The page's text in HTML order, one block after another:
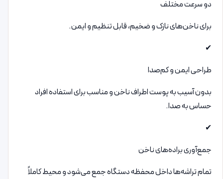
دو سرعت مختلف
برای ناخن‌های نازک و ضخیم، قابل تنظیم و ایمن.
✔
طراحی ایمن و کم‌صدا
بدون آسیب به پوست اطراف ناخن و مناسب برای استفاده افراد
حساس به صدا.
✔
جمع‌آوری براده‌های ناخن
تمام تراشه‌ها داخل محفظه دستگاه جمع می‌شود و محیط کاملاً